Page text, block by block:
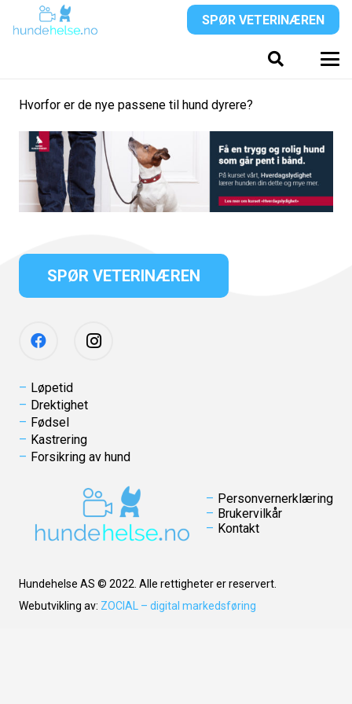
SPØR VETERINÆREN
Hvorfor er de nye passene til hund dyrere?
SPØR VETERINÆREN
Løpetid
Drektighet
Fødsel
Kastrering
Forsikring av hund
Personvernerklæring
Brukervilkår
Kontakt
Hundehelse AS © 2022. Alle rettigheter er reservert.
Webutvikling av: ZOCIAL – digital markedsføring